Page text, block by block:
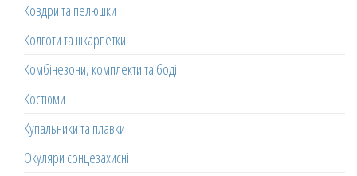
Ковдри та пелюшки
Колготи та шкарпетки
Комбінезони, комплекти та боді
Костюми
Купальники та плавки
Окуляри сонцезахисні